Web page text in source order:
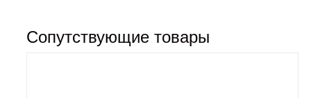
Сопутствующие товары